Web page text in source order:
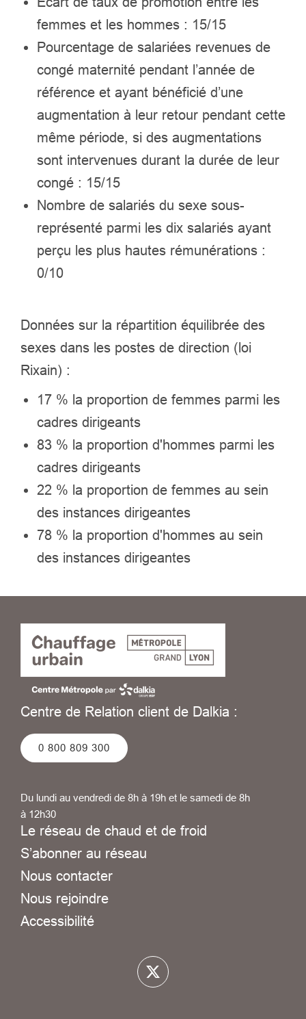
femmes et les hommes : 15/15
Pourcentage de salariées revenues de
congé maternité pendant l’année de
référence et ayant bénéficié d’une
augmentation à leur retour pendant cette
même période, si des augmentations
sont intervenues durant la durée de leur
congé : 15/15
Nombre de salariés du sexe sous-
représenté parmi les dix salariés ayant
perçu les plus hautes rémunérations :
0/10
Données sur la répartition équilibrée des
sexes dans les postes de direction (loi
Rixain) :
17 % la proportion de femmes parmi les
cadres dirigeants
83 % la proportion d'hommes parmi les
cadres dirigeants
22 % la proportion de femmes au sein
des instances dirigeantes
78 % la proportion d'hommes au sein
des instances dirigeantes
Centre de Relation client de Dalkia :
0 800 809 300
Du lundi au vendredi de 8h à 19h et le samedi de 8h
à 12h30
Le réseau de chaud et de froid
S’abonner au réseau
Nous contacter
Nous rejoindre
Accessibilité